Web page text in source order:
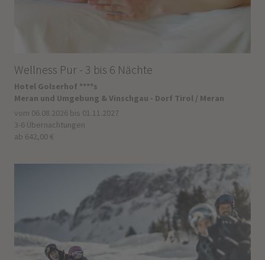
Wellness Pur - 3 bis 6 Nächte
Hotel Golserhof ****s
Meran und Umgebung & Vinschgau - Dorf Tirol / Meran
vom 06.08.2026 bis 01.11.2027
3-6 Übernachtungen
ab 642,00 €